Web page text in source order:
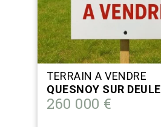
TERRAIN A VENDRE
QUESNOY SUR DEULE
260 000 €